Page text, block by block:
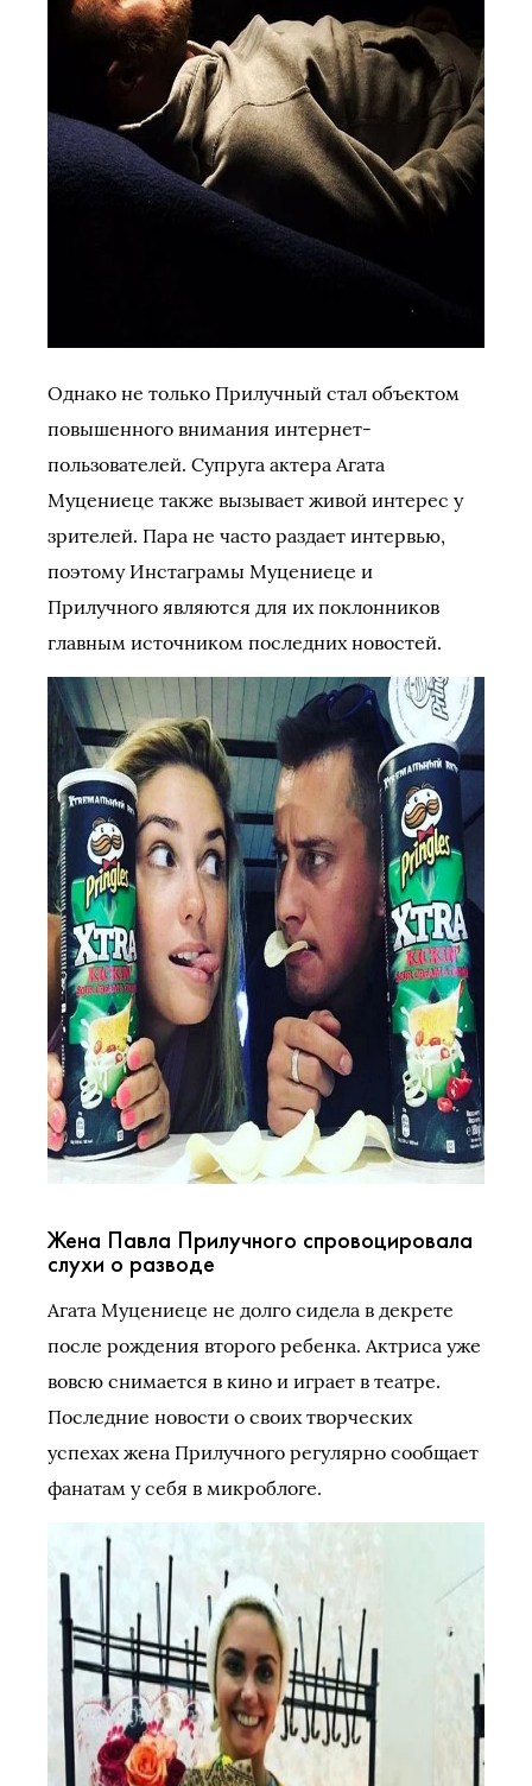
Однако не только Прилучный стал объектом
повышенного внимания интернет-
пользователей. Супруга актера Агата
Муцениеце также вызывает живой интерес у
зрителей. Пара не часто раздает интервью,
поэтому Инстаграмы Муцениеце и
Прилучного являются для их поклонников
главным источником последних новостей.
Жена Павла Прилучного спровоцировала
слухи о разводе
Агата Муцениеце не долго сидела в декрете
после рождения второго ребенка. Актриса уже
вовсю снимается в кино и играет в театре.
Последние новости о своих творческих
успехах жена Прилучного регулярно сообщает
фанатам у себя в микроблоге.